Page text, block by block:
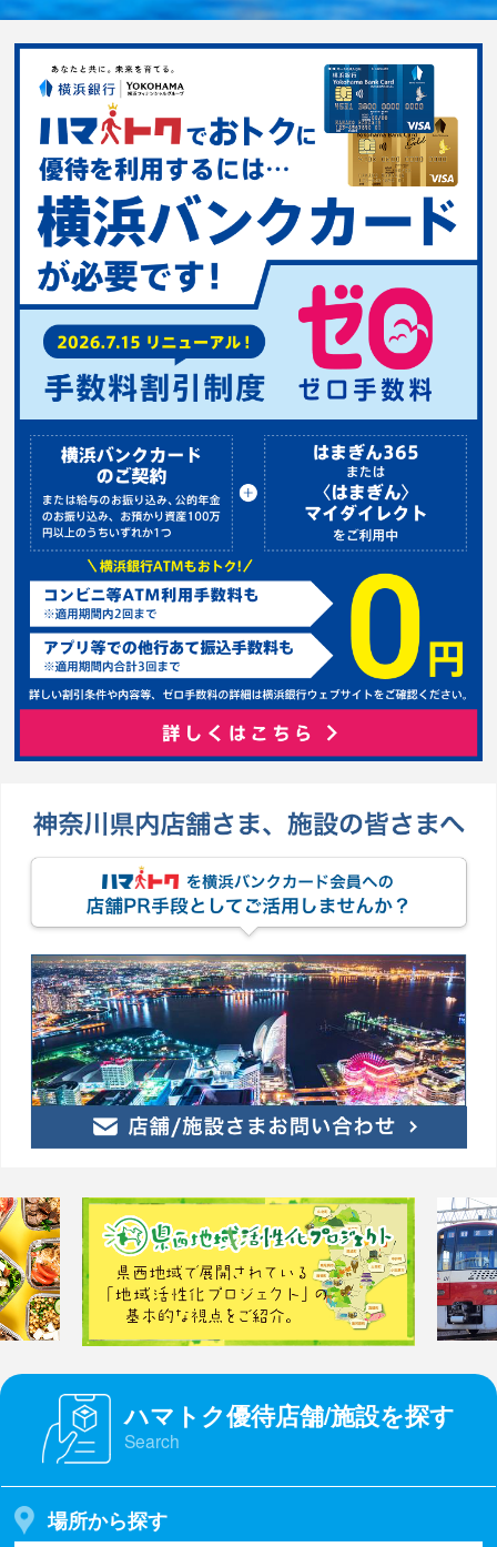
ハマトク優待店舗/施設を探す
Search
場所から探す